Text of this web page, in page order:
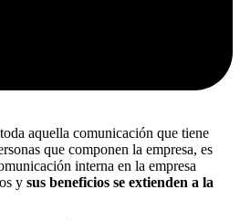
aquella comunicación que tiene
que componen la empresa, es
interna en la empresa
y sus beneficios se extienden a la